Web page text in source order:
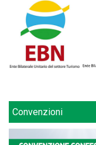
Convenzioni